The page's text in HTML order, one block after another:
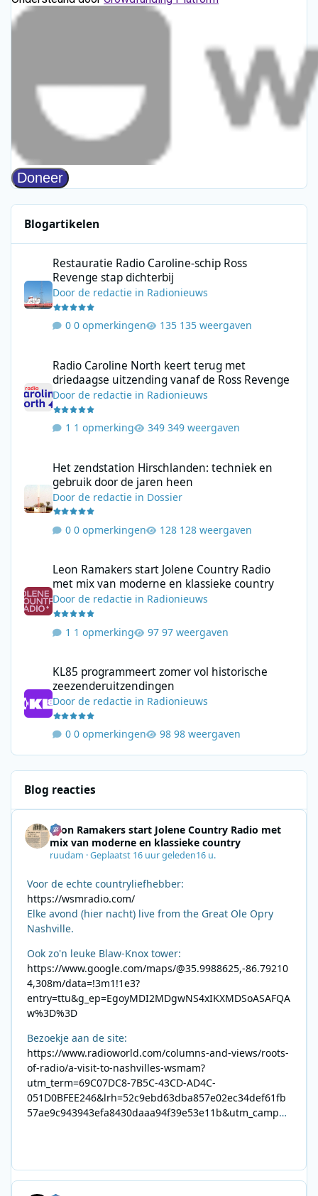
Blogartikelen
Restauratie Radio Caroline-schip Ross
Revenge stap dichterbij
Doorde redactie in Radionieuws
0 opmerkingen 135 weergaven
Radio Caroline North keert terug met
driedaagse uitzending vanaf de Ross Revenge
Doorde redactie in Radionieuws
1 opmerking 349 weergaven
Het zendstation Hirschlanden: techniek en
gebruik door de jaren heen
Doorde redactie in Dossier
0 opmerkingen 128 weergaven
Leon Ramakers start Jolene Country Radio
met mix van moderne en klassieke country
Doorde redactie in Radionieuws
1 opmerking 97 weergaven
KL85 programmeert zomer vol historische
zeezenderuitzendingen
Doorde redactie in Radionieuws
0 opmerkingen 98 weergaven
Blog reacties
Leon Ramakers start Jolene Country Radio met
mix van moderne en klassieke country
ruudam ·Geplaatst 16 uur geleden16 u.
Voor de echte countryliefhebber:
https://wsmradio.com/
Elke avond (hier nacht) live from the Great Ole Opry
Nashville.
Ook zo'n leuke Blaw-Knox tower:
https://www.google.com/maps/@35.9988625,-86.79210
4,308m/data=!3m1!1e3?
entry=ttu&g_ep=EgoyMDI2MDgwNS4xIKXMDSoASAFQA
w%3D%3D
Bezoekje aan de site:
https://www.radioworld.com/columns-and-views/roots-
of-radio/a-visit-to-nashvilles-wsmam?
utm_term=69C07DC8-7B5C-43CD-AD4C-
051D0BFEE246&lrh=52c9ebd63dba857e02ec34def61fb
57ae9c943943efa8430daaa94f39e53e11b&utm_campai
8F09201A140D&utm_source=SmartBrief